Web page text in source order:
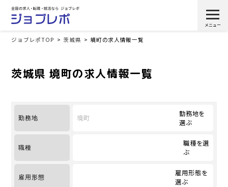
ジョブレポTOP 茨城県 境町の求人情報一覧
茨城県 境町の求人情報一覧
勤務地 境町
勤務地を
選ぶ
職種
職種を選
ぶ
雇用形態
雇用形態を
選ぶ